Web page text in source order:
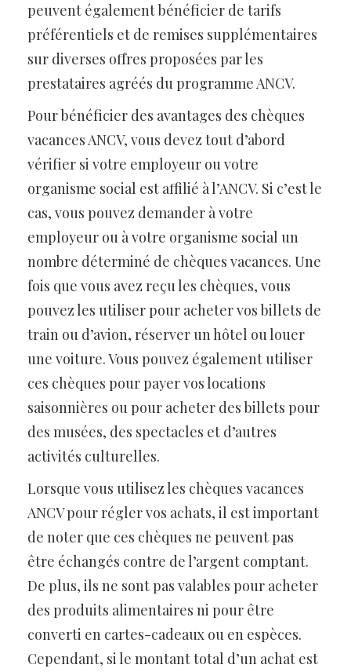
peuvent également bénéficier de tarifs
préférentiels et de remises supplémentaires
sur diverses offres proposées par les
prestataires agréés du programme ANCV.
Pour bénéficier des avantages des chèques
vacances ANCV, vous devez tout d’abord
vérifier si votre employeur ou votre
organisme social est affilié à l’ANCV. Si c’est le
cas, vous pouvez demander à votre
employeur ou à votre organisme social un
nombre déterminé de chèques vacances. Une
fois que vous avez reçu les chèques, vous
pouvez les utiliser pour acheter vos billets de
train ou d’avion, réserver un hôtel ou louer
une voiture. Vous pouvez également utiliser
ces chèques pour payer vos locations
saisonnières ou pour acheter des billets pour
des musées, des spectacles et d’autres
activités culturelles.
Lorsque vous utilisez les chèques vacances
ANCV pour régler vos achats, il est important
de noter que ces chèques ne peuvent pas
être échangés contre de l’argent comptant.
De plus, ils ne sont pas valables pour acheter
des produits alimentaires ni pour être
converti en cartes-cadeaux ou en espèces.
Cependant, si le montant total d’un achat est